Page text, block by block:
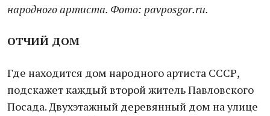
народного артиста. Фото: pavposgor.ru.
ОТЧИЙ ДОМ
Где находится дом народного артиста СССР,
подскажет каждый второй житель Павловского
Посада. Двухэтажный деревянный дом на улице